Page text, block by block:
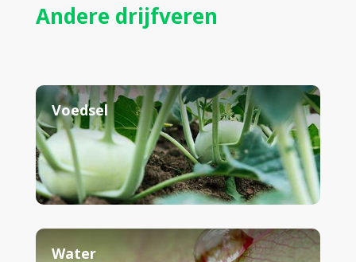
Andere drijfveren
Voedsel
Water